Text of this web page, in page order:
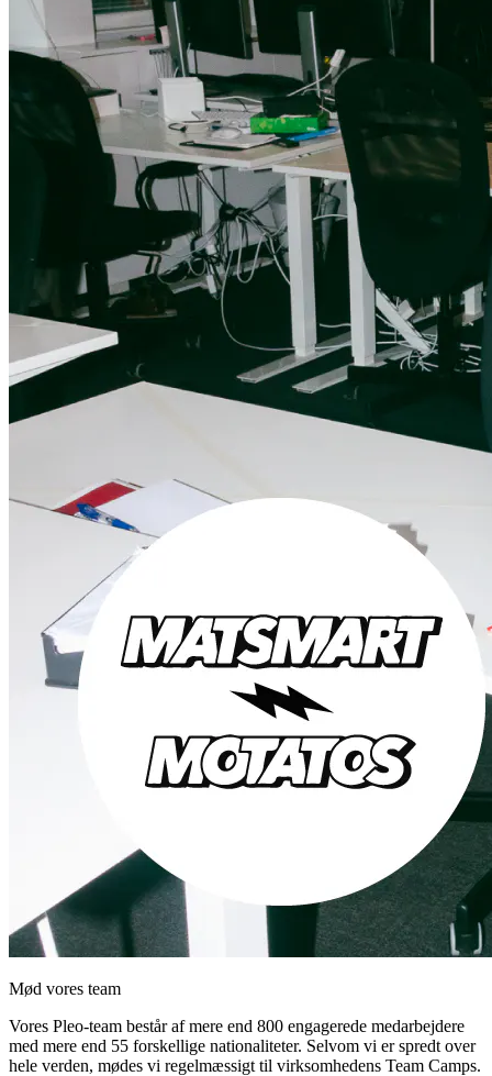
Mød vores team
Vores Pleo-team består af mere end 800 engagerede medarbejdere
med mere end 55 forskellige nationaliteter. Selvom vi er spredt over
hele verden, mødes vi regelmæssigt til virksomhedens Team Camps.